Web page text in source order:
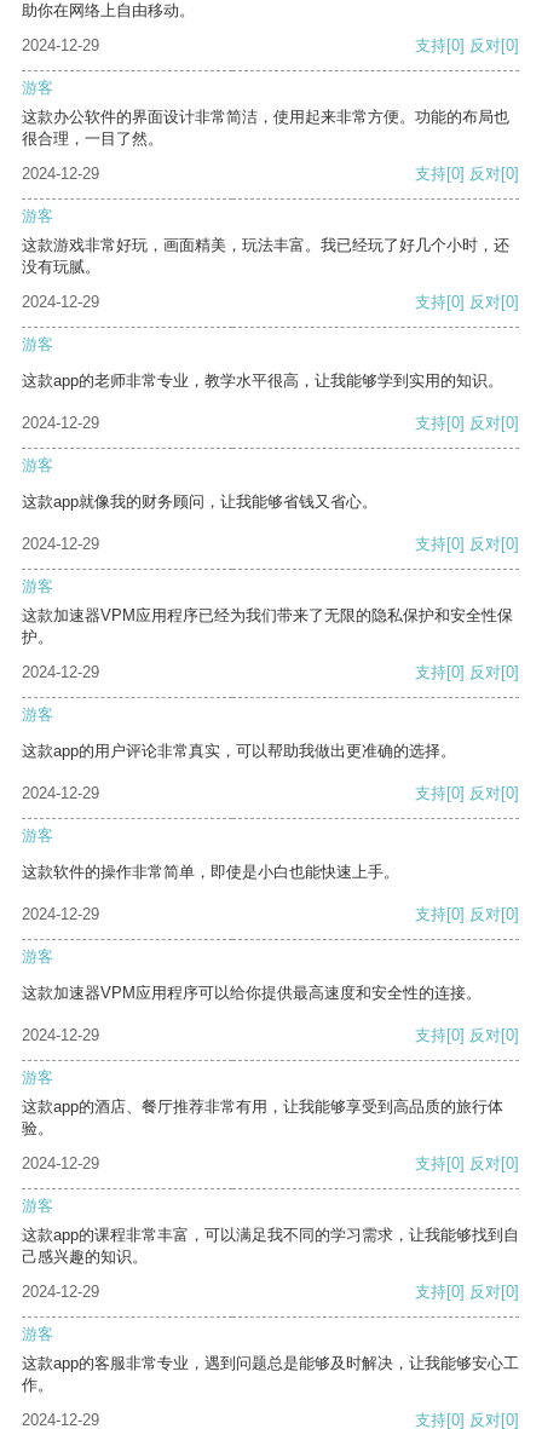
助你在网络上自由移动。
2024-12-29
支持[0] 反对[0]
游客
这款办公软件的界面设计非常简洁，使用起来非常方便。功能的布局也
很合理，一目了然。
2024-12-29
支持[0] 反对[0]
游客
这款游戏非常好玩，画面精美，玩法丰富。我已经玩了好几个小时，还
没有玩腻。
2024-12-29
支持[0] 反对[0]
游客
这款app的老师非常专业，教学水平很高，让我能够学到实用的知识。
2024-12-29 支持[0] 反对[0]
游客
这款app就像我的财务顾问，让我能够省钱又省心。
2024-12-29 支持[0] 反对[0]
游客
这款加速器VPM应用程序已经为我们带来了无限的隐私保护和安全性保
护。
2024-12-29
支持[0] 反对[0]
游客
这款app的用户评论非常真实，可以帮助我做出更准确的选择。
2024-12-29 支持[0] 反对[0]
游客
这款软件的操作非常简单，即使是小白也能快速上手。
2024-12-29 支持[0] 反对[0]
游客
这款加速器VPM应用程序可以给你提供最高速度和安全性的连接。
2024-12-29 支持[0] 反对[0]
游客
这款app的酒店、餐厅推荐非常有用，让我能够享受到高品质的旅行体
验。
2024-12-29
支持[0] 反对[0]
游客
这款app的课程非常丰富，可以满足我不同的学习需求，让我能够找到自
己感兴趣的知识。
2024-12-29
支持[0] 反对[0]
游客
这款app的客服非常专业，遇到问题总是能够及时解决，让我能够安心工
作。
2024-12-29
支持[0] 反对[0]